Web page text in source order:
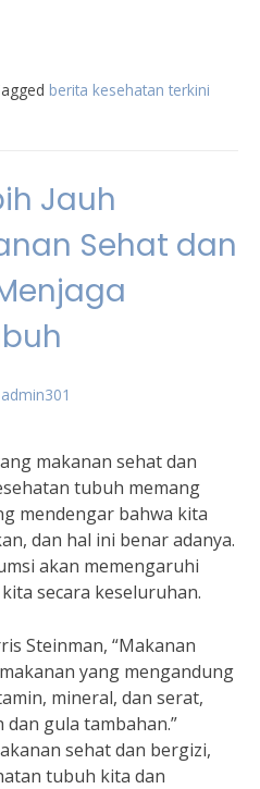
berita kesehatan terkini
Jauh
Sehat dan
admin301
makanan sehat dan
tubuh memang
mendengar bahwa kita
dan hal ini benar adanya.
akan memengaruhi
secara keseluruhan.
Steinman, “Makanan
yang mengandung
mineral, dan serat,
gula tambahan.”
sehat dan bergizi,
tubuh kita dan